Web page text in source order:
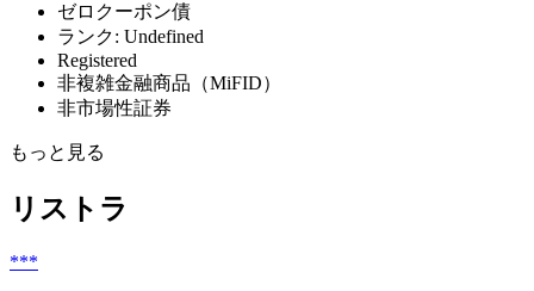
ゼロクーポン債
ランク: Undefined
Registered
非複雑金融商品（MiFID）
非市場性証券
もっと見る
リストラ
***